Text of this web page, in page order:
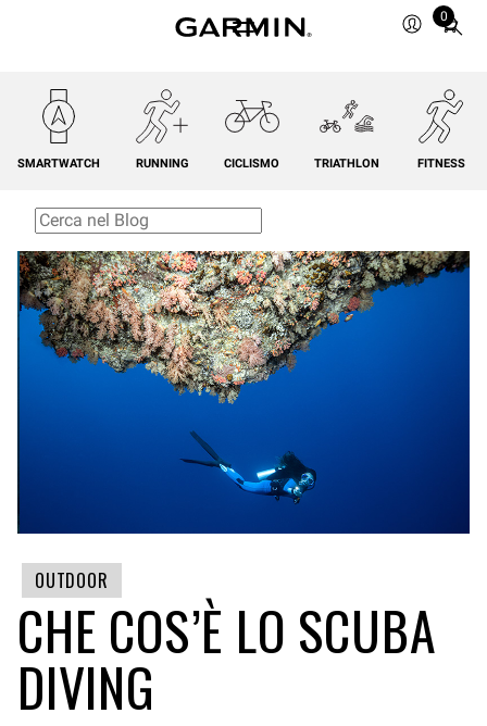
0
Total
cart:
0
SMARTWATCH RUNNING CICLISMO TRIATHLON FITNESS
OUTDOOR
CHE COS’È LO SCUBA
DIVING